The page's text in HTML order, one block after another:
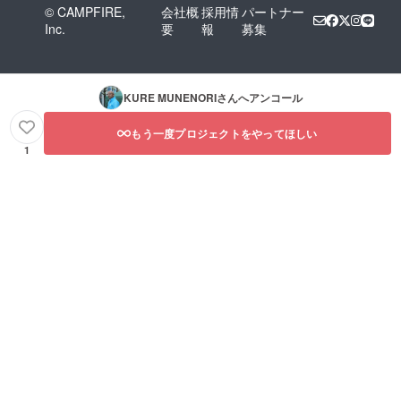
© CAMPFIRE,
Inc.
会社概
要
採用情
報
パートナー
募集
KURE MUNENORIさんへアンコール
1
もう一度プロジェクトをやってほしい